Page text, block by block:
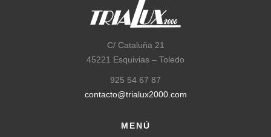
C/ Cataluña 21
45221 Esquivias – Toledo
925 54 67 87
contacto@trialux2000.com
MENÚ